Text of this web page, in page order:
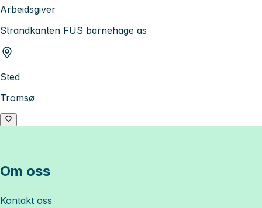
Arbeidsgiver
Strandkanten FUS barnehage as
Sted
Tromsø
Om oss
Kontakt oss